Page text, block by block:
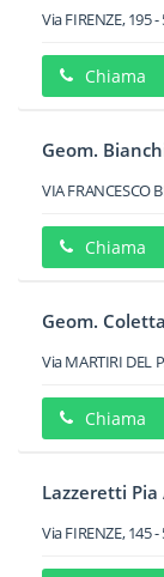
Via FIRENZE, 195-
Chiama
Geom.
VIA FRANCESCO
Chiama
Geom.
Via MARTIRI DEL
Chiama
Lazzeretti
Via FIRENZE, 145-